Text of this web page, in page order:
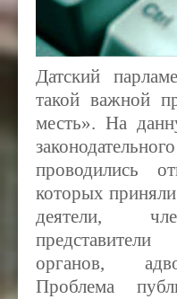
Датский
такой важной
месть». На
проводились
которых
деятели,
органов,
Проблема